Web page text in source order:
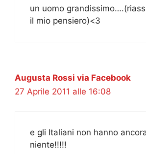
un uomo
il mio pensiero)<3
Augusta Rossi via Facebook
27 Aprile 2011 alle 16:08
e gli Italiani non hanno
niente!!!!!